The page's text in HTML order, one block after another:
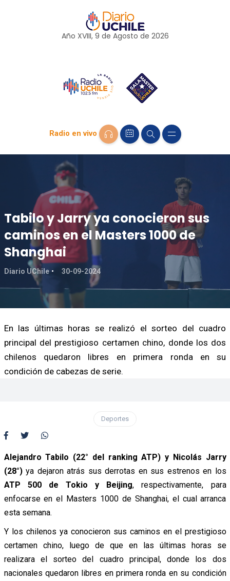
Año XVIII, 9 de Agosto de 2026
Radio en vivo
Tabilo y Jarry ya conocieron sus
caminos en el Masters 1000 de
Shanghai
Diario UChile 30-09-2024
En las últimas horas se realizó el sorteo del cuadro
principal del prestigioso certamen chino, donde los dos
chilenos quedaron libres en primera ronda en su
condición de cabezas de serie.
Deportes
Alejandro Tabilo (22° del ranking ATP) y Nicolás Jarry
(28°)ya dejaron atrás sus derrotas en sus estrenos en los
ATP 500 de Tokio y Beijing, respectivamente, para
enfocarse en el Masters 1000 de Shanghai, el cual arranca
esta semana.
Y los chilenos ya conocieron sus caminos en el prestigioso
certamen chino, luego de que en las últimas horas se
realizara el sorteo del cuadro principal, donde los dos
nacionales quedaron libres en primera ronda en su condición